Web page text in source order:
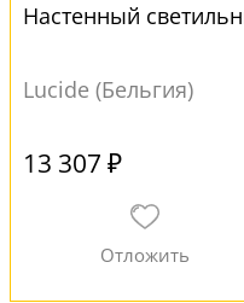
Настенный
Lucide (Бельгия)
13 307 ₽